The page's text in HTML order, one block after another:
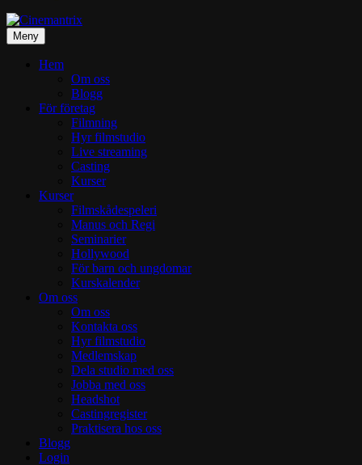
Meny
Hem
Om oss
Blogg
För företag
Filmning
Hyr filmstudio
Live streaming
Casting
Kurser
Kurser
Filmskådespeleri
Manus och Regi
Seminarier
Hollywood
För barn och ungdomar
Kurskalender
Om oss
Om oss
Kontakta oss
Hyr filmstudio
Medlemskap
Dela studio med oss
Jobba med oss
Headshot
Castingregister
Praktisera hos oss
Blogg
Login